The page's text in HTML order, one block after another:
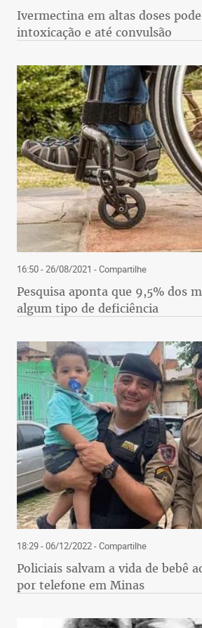
Ivermectina em altas doses
intoxicação e até convulsão
16:50 - 26/08/2021 - Compartilhe
Pesquisa aponta que 9,5% dos
algum tipo de deficiência
18:29 - 06/12/2022- Compartilhe
Policiais salvam a vida de bebê
por telefone em Minas